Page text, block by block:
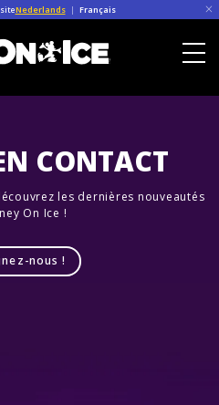
Nederlands | Français
CONTACT
les dernières nouveautés
On Ice !
nous !